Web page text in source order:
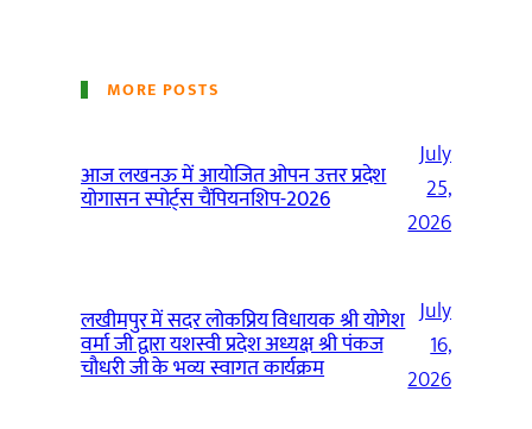
MORE POSTS
आज लखनऊ में आयोजित ओपन उत्तर प्रदेश
योगासन स्पोर्ट्स चैंपियनशिप-2026
July
25,
2026
लखीमपुर में सदर लोकप्रिय विधायक श्री योगेश
वर्मा जी द्वारा यशस्वी प्रदेश अध्यक्ष श्री पंकज
चौधरी जी के भव्य स्वागत कार्यक्रम
July
16,
2026